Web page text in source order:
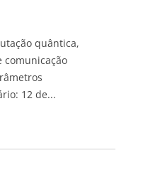
quântica,
comunicação
12 de...